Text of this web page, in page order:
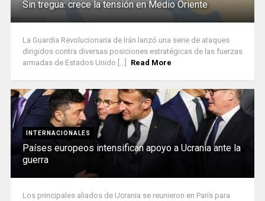
Sin tregua: crece la tensión en Medio Oriente
La Guardia Revolucionaria de Irán lanzó una serie de ataques
dirigidos contra diversas posiciones estratégicas de las fuerzas
armadas de Estados Unido [...]
Read More
INTERNACIONALES
Países europeos intensifican apoyo a Ucrania ante la
guerra
Los principales aliados de Ucrania se reunieron en París para